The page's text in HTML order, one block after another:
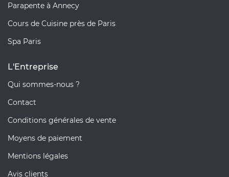
Parapente à Annecy
Cours de Cuisine près de Paris
Spa Paris
L'Entreprise
Qui sommes-nous ?
Contact
Conditions générales de vente
Moyens de paiement
Mentions légales
Avis clients